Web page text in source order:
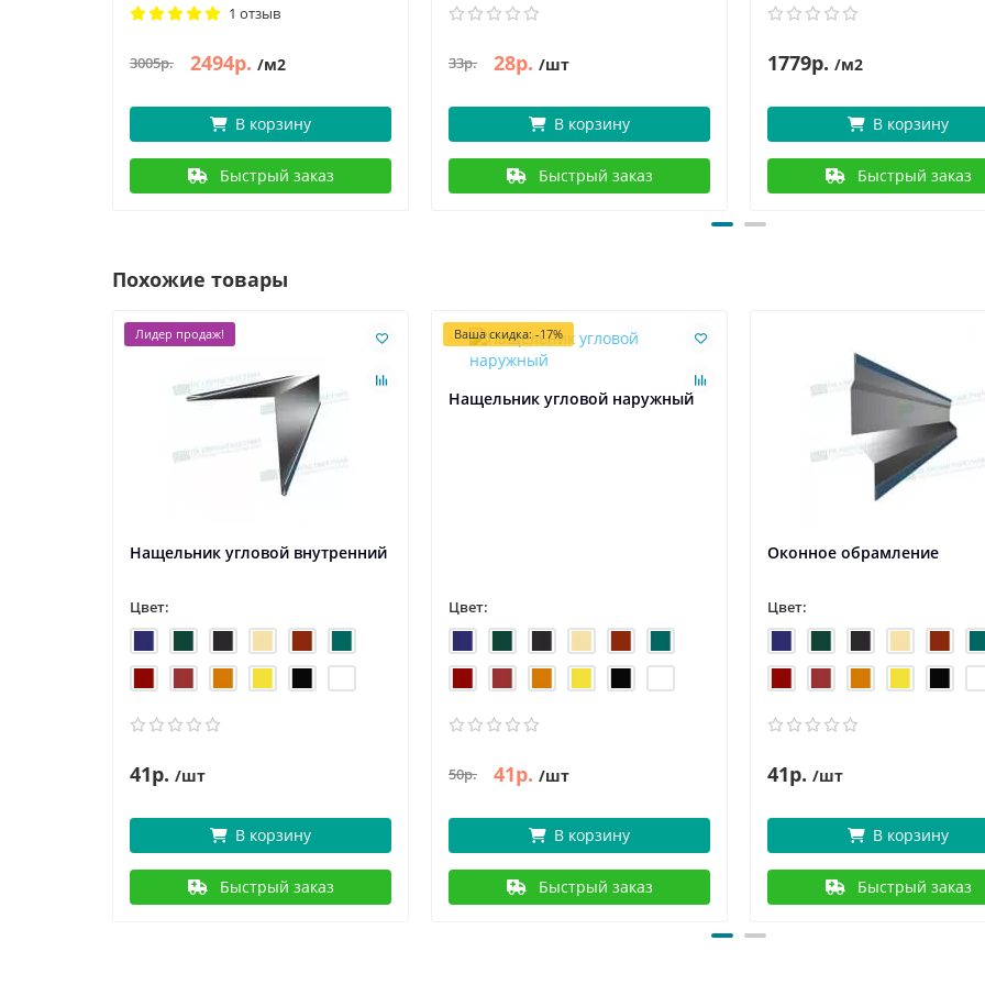
1 отзыв
3005р. 2494р. /м2
В корзину
Быстрый заказ
33р. 28р. /шт
В корзину
Быстрый заказ
1779р. /м2
В корзину
Быстрый заказ
Похожие товары
Лидер продаж!
Нащельник угловой внутренний
Цвет:
41р. /шт
В корзину
Быстрый заказ
Ваша скидка: -17%
Нащельник угловой наружный
Цвет:
50р. 41р. /шт
В корзину
Быстрый заказ
Оконное обрамление
Цвет:
41р. /шт
В корзину
Быстрый заказ